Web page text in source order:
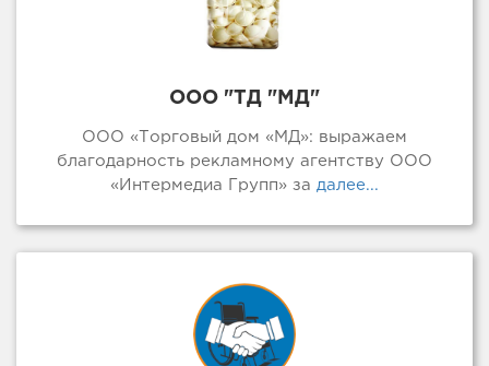
ООО "ТД "МД"
ООО «Торговый дом «МД»: выражаем
благодарность рекламному агентству ООО
«Интермедиа Групп» за далее...